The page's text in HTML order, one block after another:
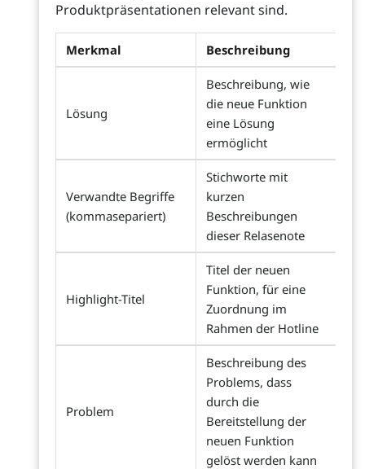
Produktpräsentationen relevant sind.
Merkmal Beschreibung
Lösung
Beschreibung, wie
die neue Funktion
eine Lösung
ermöglicht
Verwandte Begriffe
(kommasepariert)
Stichworte mit
kurzen
Beschreibungen
dieser Relasenote
Highlight-Titel
Titel der neuen
Funktion, für eine
Zuordnung im
Rahmen der Hotline
Problem
Beschreibung des
Problems, dass
durch die
Bereitstellung der
neuen Funktion
gelöst werden kann